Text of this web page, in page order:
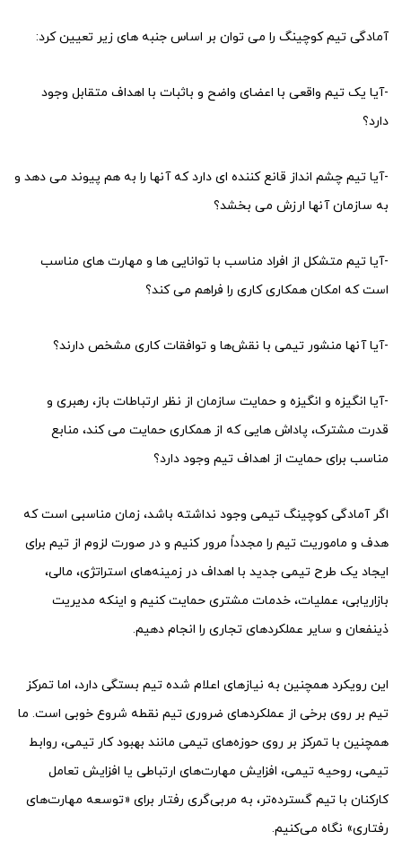
آمادگی تیم کوچینگ را می توان بر اساس جنبه های زیر تعیین کرد:
-آیا یک تیم واقعی با اعضای واضح و باثبات با اهداف متقابل وجود
دارد؟
-آیا تیم چشم انداز قانع کننده ای دارد که آنها را به هم پیوند می دهد و
به سازمان آنها ارزش می بخشد؟
-آیا تیم متشکل از افراد مناسب با توانایی ها و مهارت های مناسب
است که امکان همکاری کاری را فراهم می کند؟
-آیا آنها منشور تیمی با نقش‌ها و توافقات کاری مشخص دارند؟
-آیا انگیزه و انگیزه و حمایت سازمان از نظر ارتباطات باز، رهبری و
قدرت مشترک، پاداش هایی که از همکاری حمایت می کند، منابع
مناسب برای حمایت از اهداف تیم وجود دارد؟
اگر آمادگی کوچینگ تیمی وجود نداشته باشد، زمان مناسبی است که
هدف و ماموریت تیم را مجدداً مرور کنیم و در صورت لزوم از تیم برای
ایجاد یک طرح تیمی جدید با اهداف در زمینه‌های استراتژی، مالی،
بازاریابی، عملیات، خدمات مشتری حمایت کنیم و اینکه مدیریت
ذینفعان و سایر عملکردهای تجاری را انجام دهیم.
این رویکرد همچنین به نیازهای اعلام شده تیم بستگی دارد، اما تمرکز
تیم بر روی برخی از عملکردهای ضروری تیم نقطه شروع خوبی است. ما
همچنین با تمرکز بر روی حوزه‌های تیمی مانند بهبود کار تیمی، روابط
تیمی، روحیه تیمی، افزایش مهارت‌های ارتباطی یا افزایش تعامل
کارکنان با تیم گسترده‌تر، به مربی‌گری رفتار برای «توسعه مهارت‌های
رفتاری» نگاه می‌کنیم.